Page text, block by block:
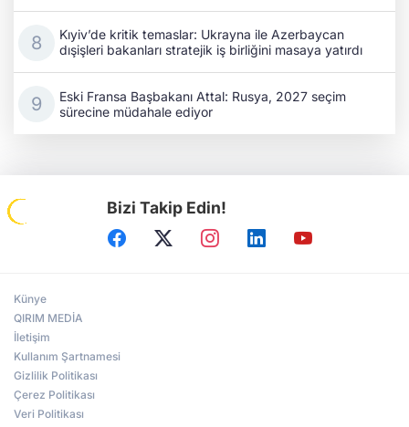
Kıyiv’de kritik temaslar: Ukrayna ile Azerbaycan
dışişleri bakanları stratejik iş birliğini masaya yatırdı
Eski Fransa Başbakanı Attal: Rusya, 2027 seçim
sürecine müdahale ediyor
Bizi Takip Edin!
Künye
QIRIM MEDİA
İletişim
Kullanım Şartnamesi
Gizlilik Politikası
Çerez Politikası
Veri Politikası